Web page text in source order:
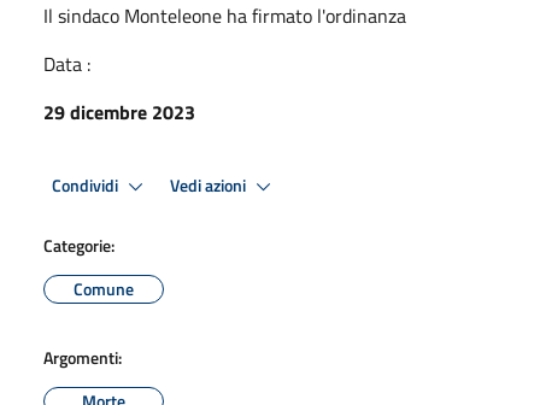
Il sindaco Monteleone ha firmato l'ordinanza
Data :
29 dicembre 2023
Condividi Vedi azioni
Categorie:
Comune
Argomenti: